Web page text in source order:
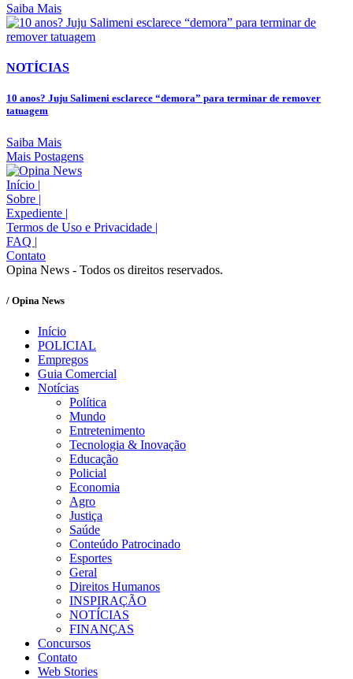
Saiba Mais
NOTÍCIAS
10 anos? Juju Salimeni esclarece “demora” para terminar de remover
tatuagem
Saiba Mais
Mais Postagens
Início |
Sobre |
Expediente |
Termos de Uso e Privacidade |
FAQ |
Contato
Opina News - Todos os direitos reservados.
/ Opina News
Início
POLICIAL
Empregos
Guia Comercial
Notícias
Política
Mundo
Entretenimento
Tecnologia & Inovação
Educação
Policial
Economia
Agro
Justiça
Saúde
Conteúdo Patrocinado
Esportes
Geral
Direitos Humanos
INSPIRAÇÃO
NOTÍCIAS
FINANÇAS
Concursos
Contato
Web Stories